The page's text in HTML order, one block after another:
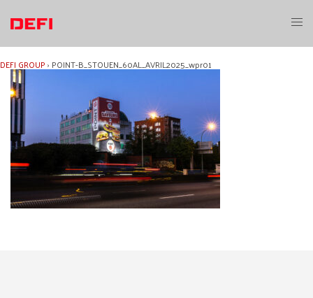
contenu
DEFI GROUP› POINT-B_STOUEN_60AL_AVRIL2025_wpr01